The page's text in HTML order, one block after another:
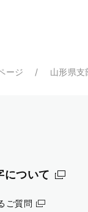
ージ 山形県支
について
ご質問